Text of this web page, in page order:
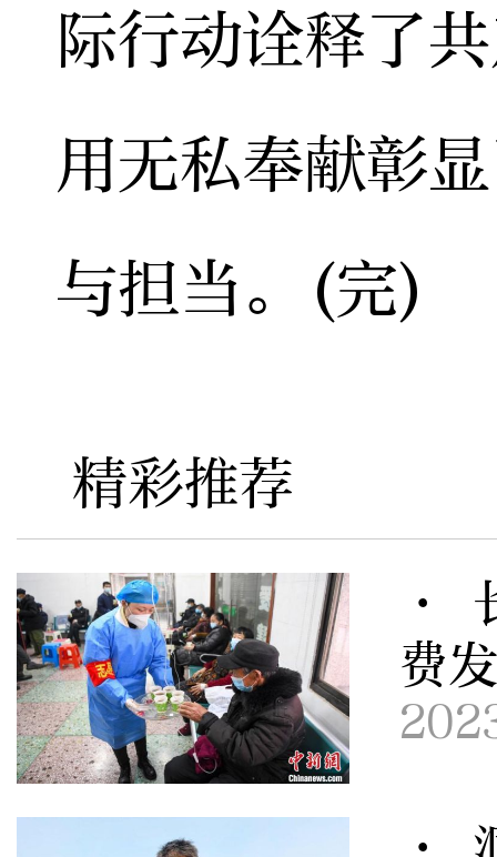
际行动诠释了
用无私奉献彰
与担当。(完)
精彩推荐
·
费